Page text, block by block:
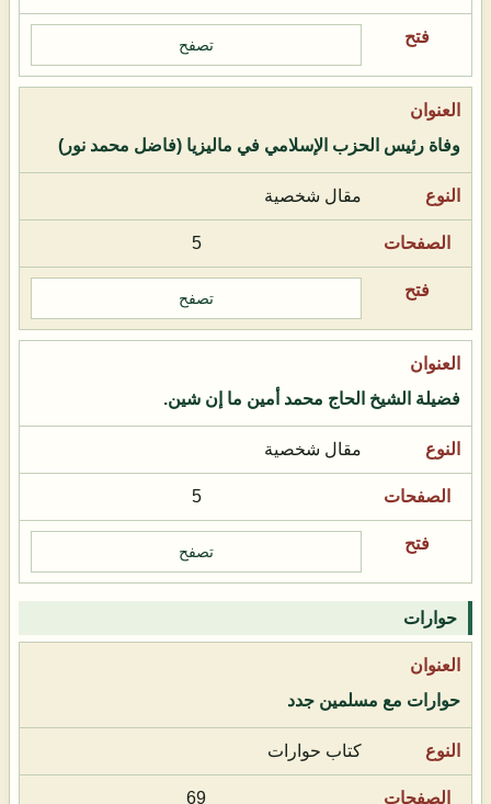
تصفح
وفاة رئيس الحزب الإسلامي في ماليزيا (فاضل محمد نور)
مقال شخصية
5
تصفح
فضيلة الشيخ الحاج محمد أمين ما إن شين.
مقال شخصية
5
تصفح
حوارات
حوارات مع مسلمين جدد
كتاب حوارات
69